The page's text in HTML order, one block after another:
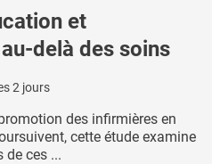
et
delà des soins
2 jours
des infirmières en
cette étude examine
de ces ...